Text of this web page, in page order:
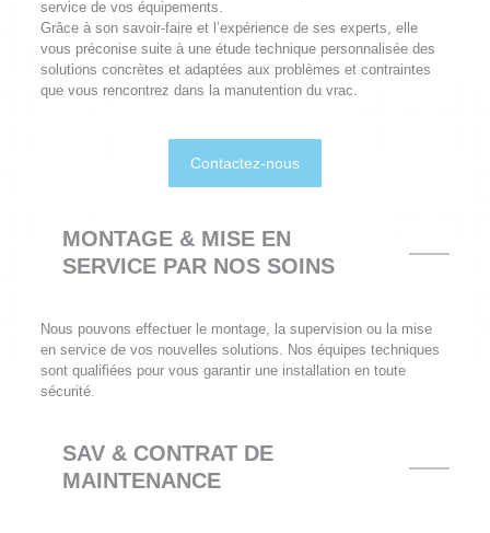
service de vos équipements.
Grâce à son savoir-faire et l’expérience de ses experts, elle
vous préconise suite à une étude technique personnalisée des
solutions concrètes et adaptées aux problèmes et contraintes
que vous rencontrez dans la manutention du vrac.
Contactez-nous
MONTAGE & MISE EN
SERVICE PAR NOS SOINS
Nous pouvons effectuer le montage, la supervision ou la mise
en service de vos nouvelles solutions. Nos équipes techniques
sont qualifiées pour vous garantir une installation en toute
sécurité.
SAV & CONTRAT DE
MAINTENANCE